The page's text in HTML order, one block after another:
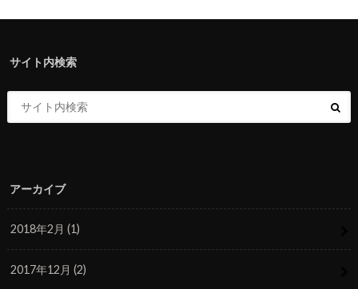
サイト内検索
アーカイブ
2018年2月 (1)
2017年12月 (2)